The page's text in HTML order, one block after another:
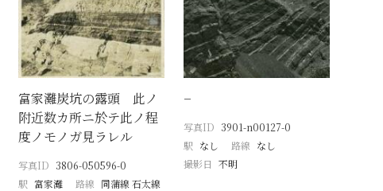
富家灘炭坑の露頭 此ノ
附近数カ所ニ於テ此ノ程
度ノモノガ見ラレル
写真ID 3806-050596-0
駅 富家灘 路線 同蒲線 石太線
−
写真ID 3901-n00127-0
駅 なし 路線 なし
撮影日 不明